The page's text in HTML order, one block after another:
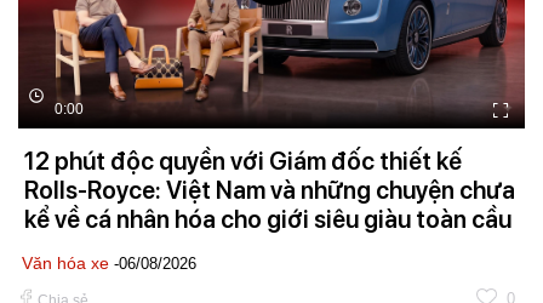
0:00
12 phút độc quyền với Giám đốc thiết kế
Rolls-Royce: Việt Nam và những chuyện chưa
kể về cá nhân hóa cho giới siêu giàu toàn cầu
Văn hóa xe -06/08/2026
0